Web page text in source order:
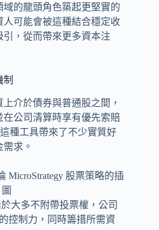
的龍頭角色築起更堅實的
可能會被這種結合穩定收
，從而帶來更多資本注
介於債券與普通股之間，
公司清算時享有優先索賠
種工具帶來了不少實質好
求。
大多不附帶投票權，公司
控制力，同時籌措所需資